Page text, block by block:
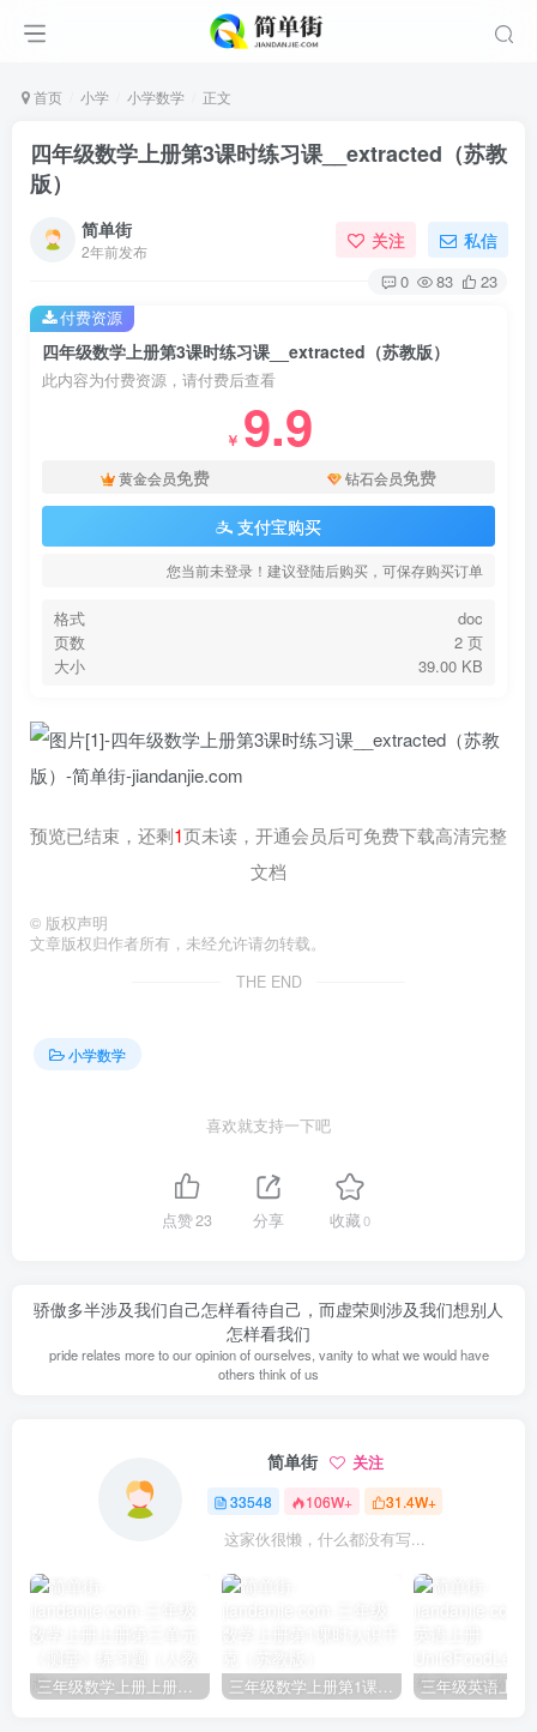
首页 小学 小学数学 正文
四年级数学上册第3课时练习课__extracted（苏教
版）
简单街
2年前发布 关注 私信
0 83 23
四年级数学上册第3课时练习课__extracted（苏教版）
此内容为付费资源，请付费后查看
￥ 9.9
黄金会员免费 钻石会员免费
支付宝购买
您当前未登录！建议登陆后购买，可保存购买订单
格式
doc
页数
2 页
大小
39.00 KB
付费资源
预览已结束，还剩1页未读，开通会员后可免费下载高清完整
文档
© 版权声明
文章版权归作者所有，未经允许请勿转载。
THE END
小学数学
喜欢就支持一下吧
点赞23 分享 收藏0
骄傲多半涉及我们自己怎样看待自己，而虚荣则涉及我们想别人
怎样看我们
pride relates more to our opinion of ourselves, vanity to what we would have
others think of us
简单街 关注
33548 106W+ 31.4W+
这家伙很懒，什么都没有写...